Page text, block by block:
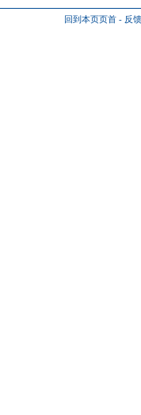
回到本页页首 - 反